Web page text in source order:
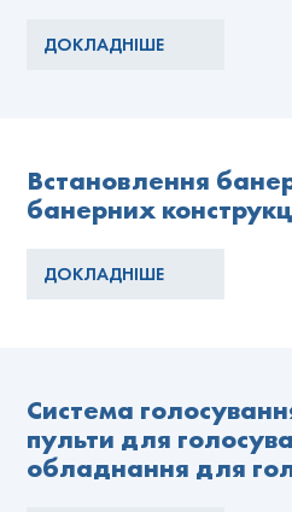
ДОКЛАДНІШЕ
Встановлення
банерних
ДОКЛАДНІШЕ
Система
пульти для
обладнання для